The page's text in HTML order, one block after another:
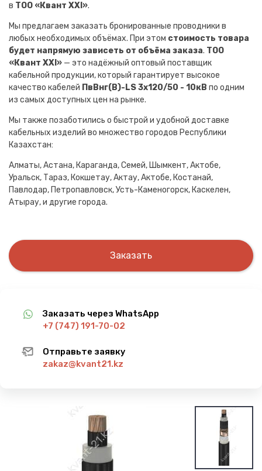
в ТОО «Квант XXI».
Мы предлагаем заказать бронированные проводники в
любых необходимых объёмах. При этом стоимость товара
будет напрямую зависеть от объёма заказа. ТОО
«Квант XXI» — это надёжный оптовый поставщик
кабельной продукции, который гарантирует высокое
качество кабелей ПвВнг(B)-LS 3х120/50 - 10кВ по одним
из самых доступных цен на рынке.
Мы также позаботились о быстрой и удобной доставке
кабельных изделий во множество городов Республики
Казахстан:
Алматы, Астана, Караганда, Семей, Шымкент, Актобе,
Уральск, Тараз, Кокшетау, Актау, Актобе, Костанай,
Павлодар, Петропавловск, Усть-Каменогорск, Каскелен,
Атырау, и другие города.
Заказать
Заказать через WhatsApp
+7 (747) 191-70-02
Отправьте заявку
zakaz@kvant21.kz